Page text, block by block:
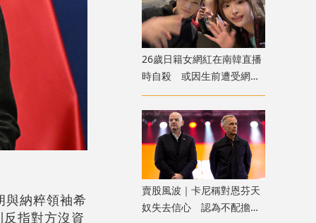
與納粹領袖希
指對方沒資
26歲日籍女網紅在南韓直播
時自殺 或因生前遭受網
暴 警方介入調查
賣股風波｜卡尼稱對恩芬天
奴失去信心 認為不配擔任